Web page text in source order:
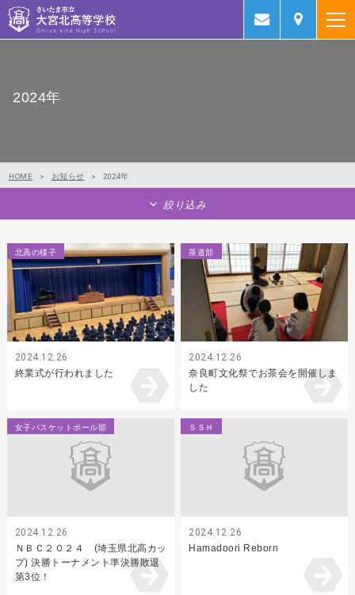
2024年
HOME > お知らせ > 2024年
絞り込み
北高の様子
2024.12.26
終業式が行われました
茶道部
2024.12.26
奈良町文化祭でお茶会を開催しま
した
女子バスケットボール部
2024.12.26
ＮＢＣ２０２４ (埼玉県北高カッ
プ) 決勝トーナメント準決勝敗退
第3位！
ＳＳＨ
2024.12.26
Hamadoori Reborn